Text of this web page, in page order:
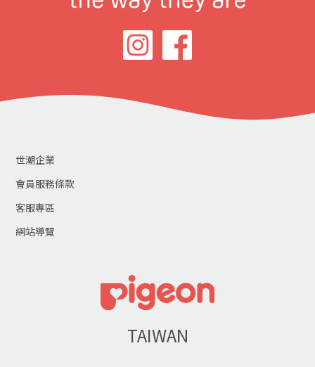
世潮企業
會員服務條款
客服專區
網站導覽
TAIWAN